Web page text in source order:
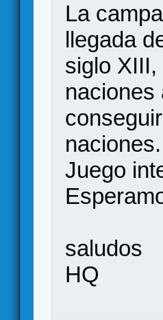
La
llegada
siglo
naciones
naciones.
Juego
saludos
HQ